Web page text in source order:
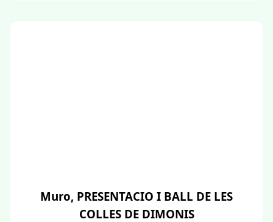
Muro, PRESENTACIO I BALL DE LES
COLLES DE DIMONIS